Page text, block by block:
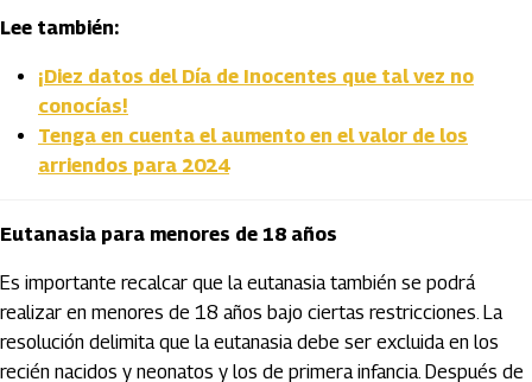
Lee también:
¡Diez datos del Día de Inocentes que tal vez no
conocías!
Tenga en cuenta el aumento en el valor de los
arriendos para 2024
Eutanasia para menores de 18 años
Es importante recalcar que la eutanasia también se podrá
realizar en menores de 18 años bajo ciertas restricciones. La
resolución delimita que la eutanasia debe ser excluida en los
recién nacidos y neonatos y los de primera infancia. Después de